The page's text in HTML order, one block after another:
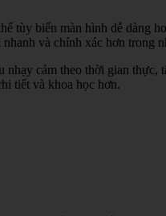
tùy biến màn hình dễ dàng
và chính xác hơn trong
cảm theo thời gian thực,
tiết và khoa học hơn.